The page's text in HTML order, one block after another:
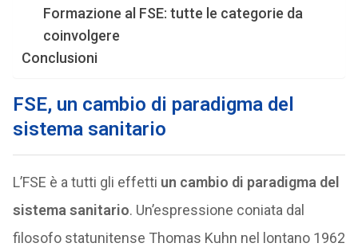
Formazione al FSE: tutte le categorie da
coinvolgere
Conclusioni
FSE, un cambio di paradigma del
sistema sanitario
L’FSE è a tutti gli effetti un cambio di paradigma del
sistema sanitario. Un’espressione coniata dal
filosofo statunitense Thomas Kuhn nel lontano 1962